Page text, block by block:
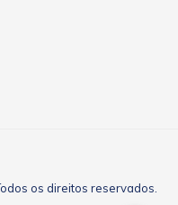
os direitos reservados.